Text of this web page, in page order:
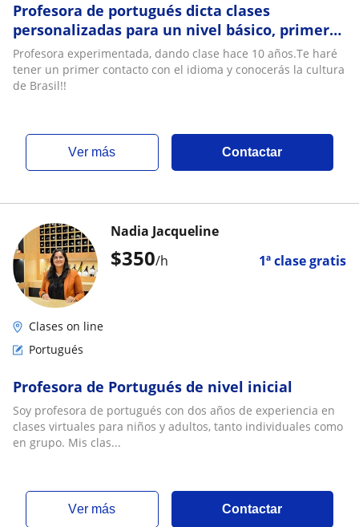
Profesora de portugués dicta clases
personalizadas para un nivel básico, primer
contacto con la lengua
Profesora experimentada, dando clase hace 10 años.Te haré
tener un primer contacto con el idioma y conocerás la cultura
de Brasil!!
ver más Contactar
$350/h 1ª clase gratis
Nadia Jacqueline
Clases on line
Portugués
Profesora de Portugués de nivel inicial
Soy profesora de portugués con dos años de experiencia en
clases virtuales para niños y adultos, tanto individuales como
en grupo. Mis clas...
ver más Contactar